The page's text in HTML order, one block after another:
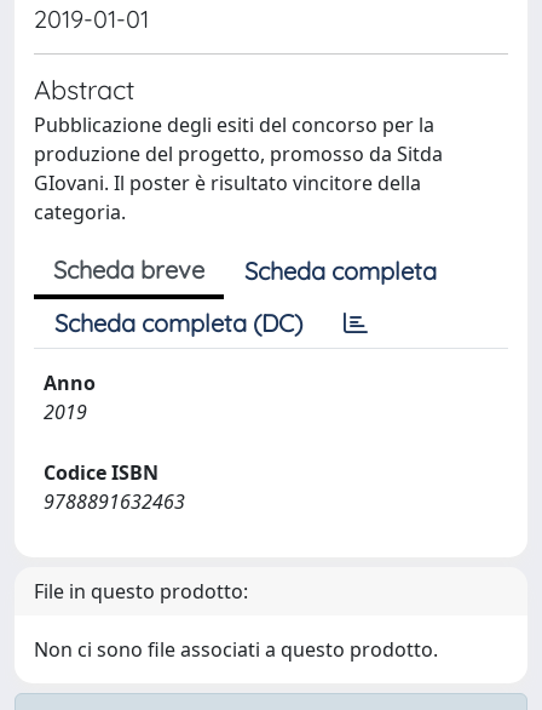
2019-01-01
Abstract
Pubblicazione degli esiti del concorso per la
produzione del progetto, promosso da Sitda
GIovani. Il poster è risultato vincitore della
categoria.
Scheda breve
Scheda completa
Scheda completa (DC)
Anno
2019
Codice ISBN
9788891632463
File in questo prodotto:
Non ci sono file associati a questo prodotto.